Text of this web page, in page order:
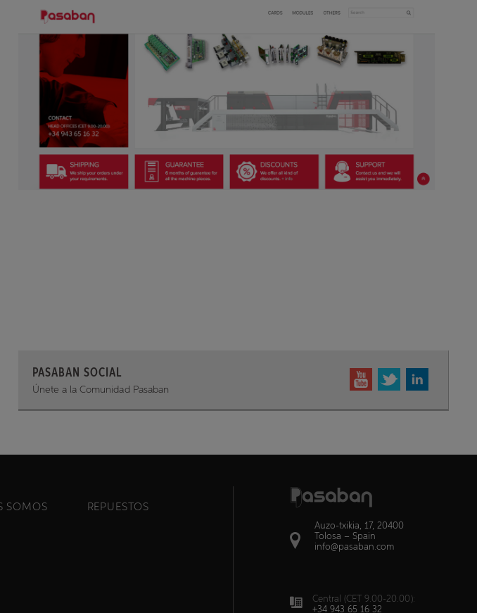
PASABAN SOCIAL
Únete a la Comunidad Pasaban
SOMOS REPUESTOS
Auzo-txikia, 17, 20400
Tolosa – Spain
info@pasaban.com
Central (CET 9.00-20.00):
+34 943 65 16 32